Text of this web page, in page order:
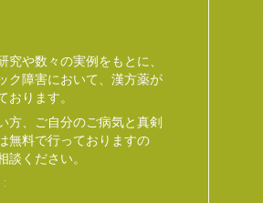
究や数々の実例をもとに、
ク障害において、漢方薬が
おります。
方、ご自分のご病気と真剣
無料で行っておりますの
談ください。